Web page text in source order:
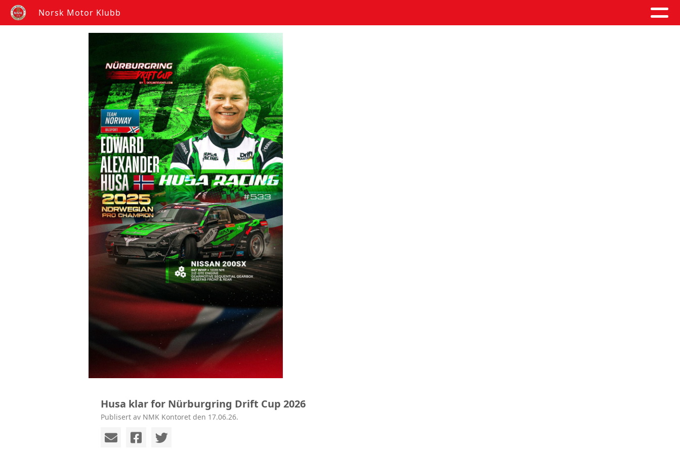
Norsk Motor Klubb
Husa klar for Nürburgring Drift Cup 2026
Publisert av NMK Kontoret den 17.06.26.